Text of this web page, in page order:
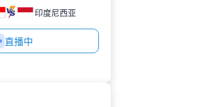
印度尼西亚
直播中